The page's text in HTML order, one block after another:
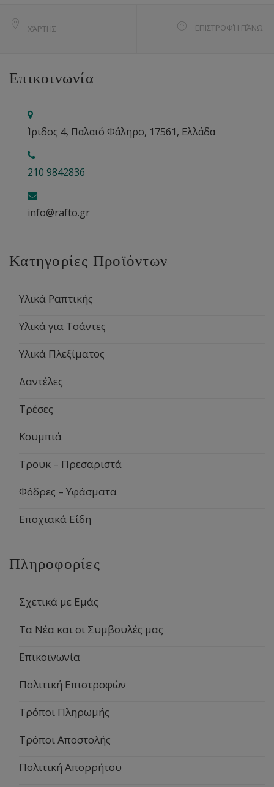
ΧΆΡΤΗΣ ΕΠΙΣΤΡΟΦΉ ΠΆΝΩ
Επικοινωνία
Ίριδος 4, Παλαιό Φάληρο, 17561, Ελλάδα
210 9842836
info@rafto.gr
Κατηγορίες Προϊόντων
Υλικά Ραπτικής
Υλικά για Τσάντες
Υλικά Πλεξίματος
Δαντέλες
Τρέσες
Κουμπιά
Τρουκ – Πρεσαριστά
Φόδρες – Υφάσματα
Εποχιακά Είδη
Πληροφορίες
Σχετικά με Εμάς
Τα Νέα και οι Συμβουλές μας
Επικοινωνία
Πολιτική Επιστροφών
Τρόποι Πληρωμής
Τρόποι Αποστολής
Πολιτική Απορρήτου